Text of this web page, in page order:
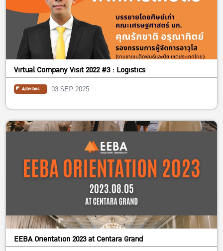
Virtual Company Visit 2022 #3 : Logistics
Activities 03 SEP 2025
EEBA Orientation 2023 at Centara Grand